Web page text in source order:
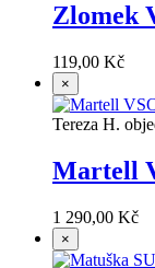
Zlomek
119,00 Kč
×
Tereza H.
Martell
1 290,00 Kč
×